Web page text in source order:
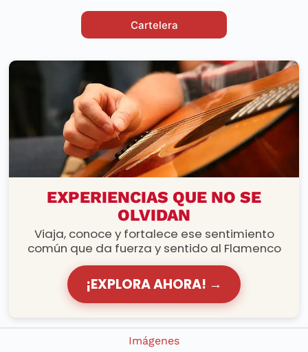
Cartelera
RUTAS FLAMENCAS
EXPERIENCIAS QUE NO SE
OLVIDAN
Viaja, conoce y fortalece ese sentimiento
común que da fuerza y sentido al Flamenco
¡EXPLORA AHORA! →
Imágenes